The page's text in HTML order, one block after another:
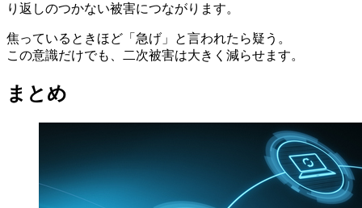
り返しのつかない被害につながります。
焦っているときほど「急げ」と言われたら疑う。
この意識だけでも、二次被害は大きく減らせます。
まとめ